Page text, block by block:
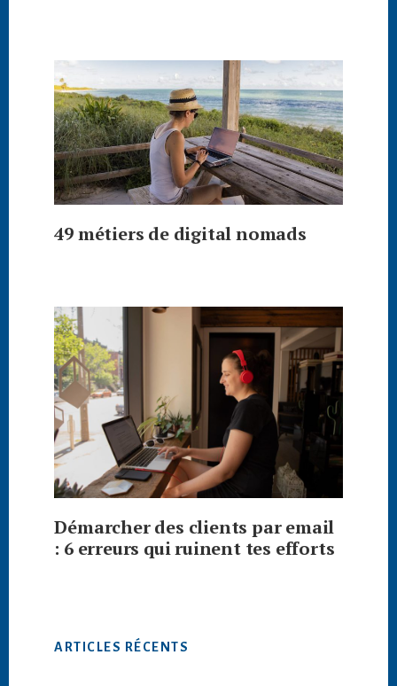
49 métiers de digital nomads
Démarcher des clients par email
: 6 erreurs qui ruinent tes efforts
ARTICLES RÉCENTS